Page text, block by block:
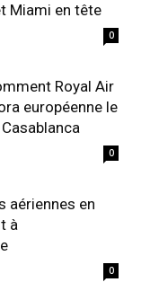
Miami en tête
0
Royal Air
européenne le
0
aériennes en
à
0